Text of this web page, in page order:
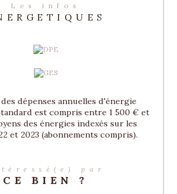
Les infos
dépenses annuelles d'énergie
est compris entre 1 500 € et
des énergies indexés sur les
et 2023 (abonnements compris).
par
CE BIEN ?